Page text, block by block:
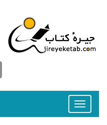
Toggle
navigation